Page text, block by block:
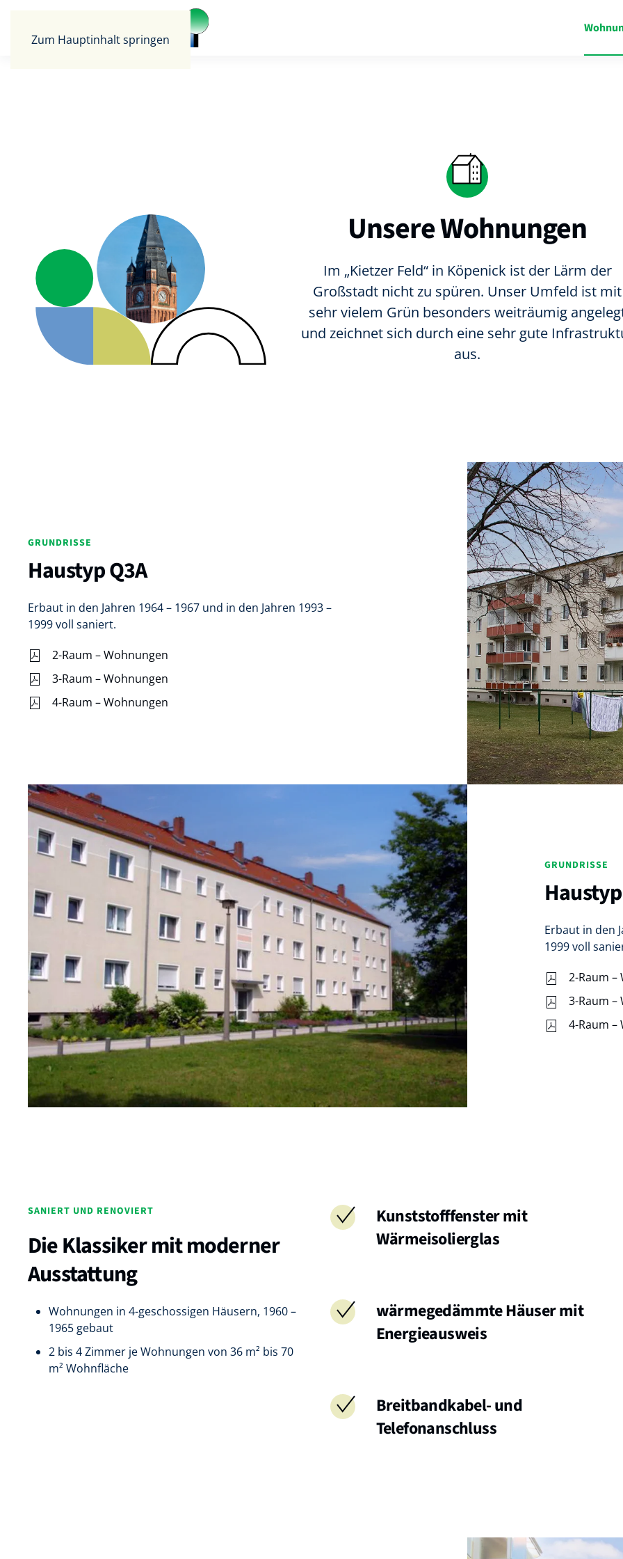
Zum Hauptinhalt springen
Unsere Wohnungen
Im „Kietzer Feld“ in Köpenick ist der Lärm der
Großstadt nicht zu spüren. Unser Umfeld ist mit
sehr vielem Grün besonders weiträumig
und zeichnet sich durch eine sehr gute
aus.
GRUNDRISSE
Haustyp Q3A
Erbaut in den Jahren 1964 – 1967 und in den Jahren 1993 –
1999 voll saniert.
2-Raum – Wohnungen
3-Raum – Wohnungen
4-Raum – Wohnungen
GRUNDRISSE
Erbaut in den
1999 voll
2-Raum
3-Raum
4-Raum
SANIERT UND RENOVIERT
Die Klassiker mit moderner
Ausstattung
Wohnungen in 4-geschossigen Häusern, 1960 –
1965 gebaut
2 bis 4 Zimmer je Wohnungen von 36 m² bis 70
m² Wohnfläche
Kunststofffenster mit
Wärmeisolierglas
wärmegedämmte Häuser mit
Energieausweis
Breitbandkabel- und
Telefonanschluss